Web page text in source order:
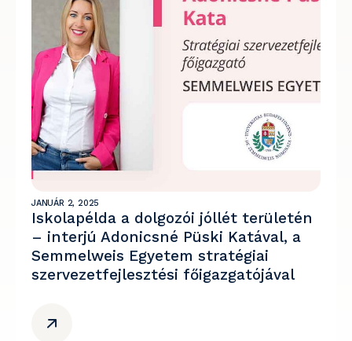
JANUÁR 2, 2025
Iskolapélda a dolgozói jóllét területén
– interjú Adonicsné Püski Katával, a
Semmelweis Egyetem stratégiai
szervezetfejlesztési főigazgatójával